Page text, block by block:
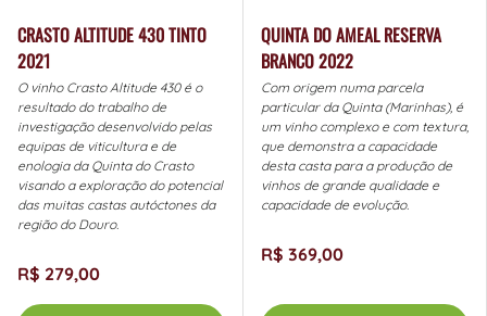
CRASTO ALTITUDE 430 TINTO
2021
O vinho Crasto Altitude 430 é o
resultado do trabalho de
investigação desenvolvido pelas
equipas de viticultura e de
enologia da Quinta do Crasto
visando a exploração do potencial
das muitas castas autóctones da
região do Douro.
R$ 279,00
QUINTA DO AMEAL RESERVA
BRANCO 2022
Com origem numa parcela
particular da Quinta (Marinhas), é
um vinho complexo e com textura,
que demonstra a capacidade
desta casta para a produção de
vinhos de grande qualidade e
capacidade de evolução.
R$ 369,00